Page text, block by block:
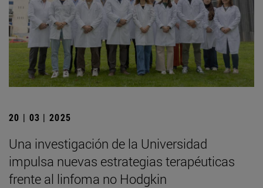
20 | 03 | 2025
Una investigación de la Universidad
impulsa nuevas estrategias terapéuticas
frente al linfoma no Hodgkin